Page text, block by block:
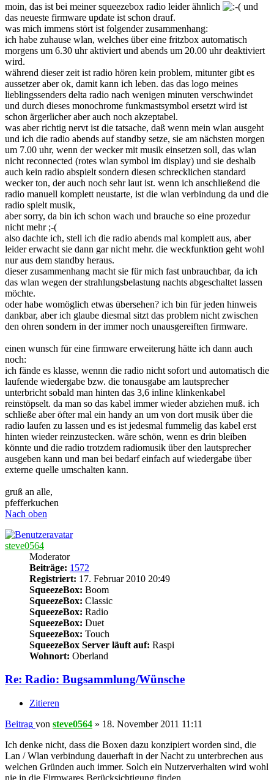
moin, das ist bei meiner squeezebox radio leider ähnlich
und
das neueste firmware update ist schon drauf.
was mich immens stört ist folgender zusammenhang:
ich habe zuhause wlan, welches über eine fritzbox automatisch
morgens um 6.30 uhr aktiviert und abends um 20.00 uhr deaktiviert
wird.
während dieser zeit ist radio hören kein problem, mitunter gibt es
aussetzer aber ok, damit kann ich leben. das das logo meines
lieblingssenders delta radio nach wenigen minuten verschwindet
und durch dieses monochrome funkmastsymbol ersetzt wird ist
schon ärgerlicher aber auch noch akzeptabel.
was aber richtig nervt ist die tatsache, daß wenn mein wlan ausgeht
und ich die radio abends auf standby setze, sie am nächsten morgen
um 7.00 uhr, wenn der wecker mit musik einsetzen soll, das wlan
nicht reconnected (rotes wlan symbol im display) und sie deshalb
auch kein radio abspielt sondern diesen schrecklichen standard
wecker ton, der auch noch sehr laut ist. wenn ich anschließend die
radio manuell komplett neustarte, ist die wlan verbindung da und die
radio spielt musik,
aber sorry, da bin ich schon wach und brauche so eine prozedur
nicht mehr ;-(
also dachte ich, stell ich die radio abends mal komplett aus, aber
leider erwacht sie dann gar nicht mehr. die weckfunktion geht wohl
nur aus dem standby heraus.
dieser zusammenhang macht sie für mich fast unbrauchbar, da ich
das wlan wegen der strahlungsbelastung nachts abgeschaltet lassen
möchte.
oder habe womöglich etwas übersehen? ich bin für jeden hinweis
dankbar, aber ich glaube diesmal sitzt das problem nicht zwischen
den ohren sondern in der immer noch unausgereiften firmware.
einen wunsch für eine firmware erweiterung hätte ich dann auch
noch:
ich fände es klasse, wennn die radio nicht sofort und automatisch die
laufende wiedergabe bzw. die tonausgabe am lautsprecher
unterbricht sobald man hinten das 3,6 inline klinkenkabel
reinstöpselt. da man so das kabel immer wieder abziehen muß. ich
schließe aber öfter mal ein handy an um von dort musik über die
radio laufen zu lassen und es ist jedesmal fummelig das kabel erst
hinten wieder reinzustecken. wäre schön, wenn es drin bleiben
könnte und die radio trotzdem radiomusik über den lautsprecher
ausgeben kann und man bei bedarf einfach auf wiedergabe über
externe quelle umschalten kann.
gruß an alle,
pfefferkuchen
Nach oben
steve0564
Moderator
Beiträge: 1572
Registriert: 17. Februar 2010 20:49
SqueezeBox: Boom
SqueezeBox: Classic
SqueezeBox: Radio
SqueezeBox: Duet
SqueezeBox: Touch
SqueezeBox Server läuft auf: Raspi
Wohnort: Oberland
Re: Radio: Bugsammlung/Wünsche
Zitieren
Beitrag von steve0564 » 18. November 2011 11:11
Ich denke nicht, dass die Boxen dazu konzipiert worden sind, die
Lan / Wlan verbindung dauerhaft in der Nacht zu unterbrechen aus
welchen Gründen auch immer. Solch ein Nutzerverhalten wird wohl
nie in die Firmwares Berücksichtigung finden.